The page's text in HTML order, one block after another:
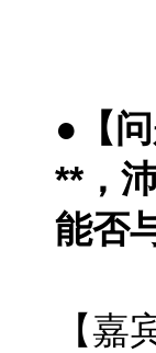
●【
**，
能否
【